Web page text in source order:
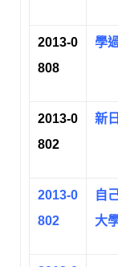
2013-0
808
學
2013-0
802
新
2013-0
802
自
大